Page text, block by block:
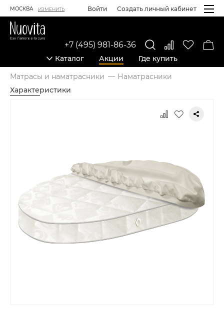
МОСКВА ИЗМЕНИТЬ Войти Создать личный кабинет
Каталог Акции Где купить
+7 (495) 981-86-36
Матрасы и наматрасники
Наматрасники
Характеристики